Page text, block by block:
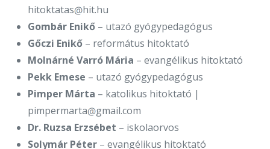
hitoktatas
hit.hu
Gombár Enikő – utazó gyógypedagógus
Gőczi Enikő – református hitoktató
Molnárné Varró Mária – evangélikus hitoktató
Pekk Emese – utazó gyógypedagógus
Pimper Márta – katolikus hitoktató |
pimpermarta
gmail.com
Dr. Ruzsa Erzsébet – iskolaorvos
Solymár Péter – evangélikus hitoktató